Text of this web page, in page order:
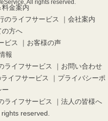
金案内
のライフサービス ｜会社案内
の方へ
ビス ｜お客様の声
報
ライフサービス ｜お問い合わせ
イフサービス ｜プライバシーポ
ー
ライフサービス ｜法人の皆様へ
reserved.